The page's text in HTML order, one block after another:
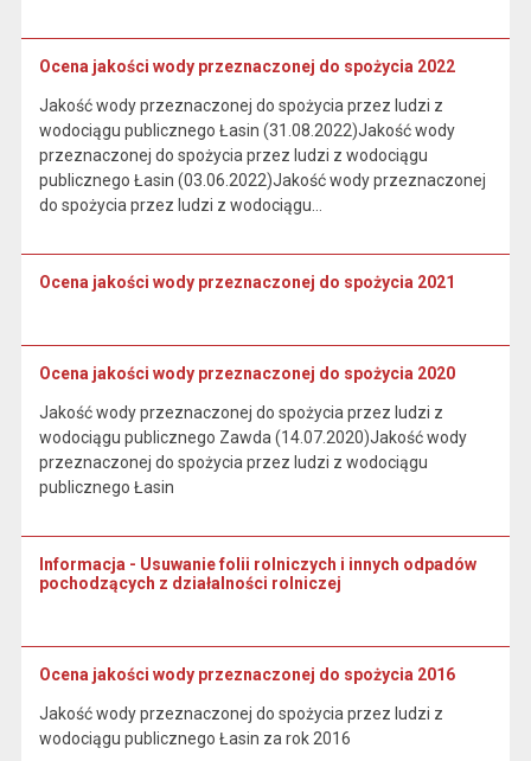
Ocena jakości wody przeznaczonej do spożycia 2022
Jakość wody przeznaczonej do spożycia przez ludzi z
wodociągu publicznego Łasin (31.08.2022)Jakość wody
przeznaczonej do spożycia przez ludzi z wodociągu
publicznego Łasin (03.06.2022)Jakość wody przeznaczonej
do spożycia przez ludzi z wodociągu…
Ocena jakości wody przeznaczonej do spożycia 2021
Ocena jakości wody przeznaczonej do spożycia 2020
Jakość wody przeznaczonej do spożycia przez ludzi z
wodociągu publicznego Zawda (14.07.2020)Jakość wody
przeznaczonej do spożycia przez ludzi z wodociągu
publicznego Łasin
Informacja - Usuwanie folii rolniczych i innych odpadów
pochodzących z działalności rolniczej
Ocena jakości wody przeznaczonej do spożycia 2016
Jakość wody przeznaczonej do spożycia przez ludzi z
wodociągu publicznego Łasin za rok 2016